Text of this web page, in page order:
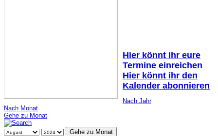
Hier könnt ihr eure
Termine einreichen
Hier könnt ihr den
Kalender abonnieren
Nach Jahr
Nach Monat
Gehe zu Monat
Gehe zu Monat